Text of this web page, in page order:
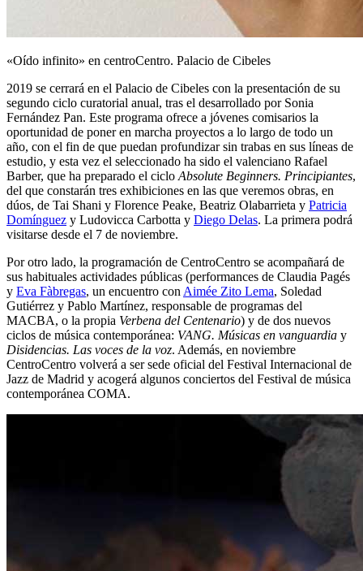
«Oído infinito» en centroCentro. Palacio de Cibeles
2019 se cerrará en el Palacio de Cibeles con la presentación de su
segundo ciclo curatorial anual, tras el desarrollado por Sonia
Fernández Pan. Este programa ofrece a jóvenes comisarios la
oportunidad de poner en marcha proyectos a lo largo de todo un
año, con el fin de que puedan profundizar sin trabas en sus líneas de
estudio, y esta vez el seleccionado ha sido el valenciano Rafael
Barber, que ha preparado el ciclo Absolute Beginners. Principiantes,
del que constarán tres exhibiciones en las que veremos obras, en
dúos, de Tai Shani y Florence Peake, Beatriz Olabarrieta y Patricia
Domínguez y Ludovicca Carbotta y Diego Delas. La primera podrá
visitarse desde el 7 de noviembre.
Por otro lado, la programación de CentroCentro se acompañará de
sus habituales actividades públicas (performances de Claudia Pagés
y Eva Fàbregas, un encuentro con Aimée Zito Lema, Soledad
Gutiérrez y Pablo Martínez, responsable de programas del
MACBA, o la propia Verbena del Centenario) y de dos nuevos
ciclos de música contemporánea: VANG. Músicas en vanguardia y
Disidencias. Las voces de la voz. Además, en noviembre
CentroCentro volverá a ser sede oficial del Festival Internacional de
Jazz de Madrid y acogerá algunos conciertos del Festival de música
contemporánea COMA.